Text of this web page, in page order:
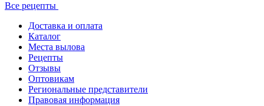
Все рецепты
Доставка и оплата
Каталог
Места вылова
Рецепты
Отзывы
Оптовикам
Региональные представители
Правовая информация